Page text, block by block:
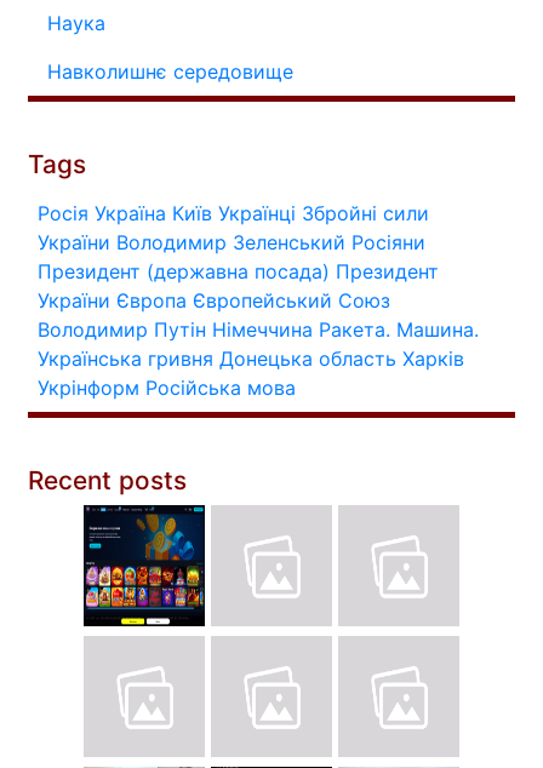
Наука
Навколишнє середовище
Tags
Росія Україна Київ Українці Збройні сили
України Володимир Зеленський Росіяни
Президент (державна посада) Президент
України Європа Європейський Союз
Володимир Путін Німеччина Ракета. Машина.
Українська гривня Донецька область Харків
Укрінформ Російська мова
Recent posts